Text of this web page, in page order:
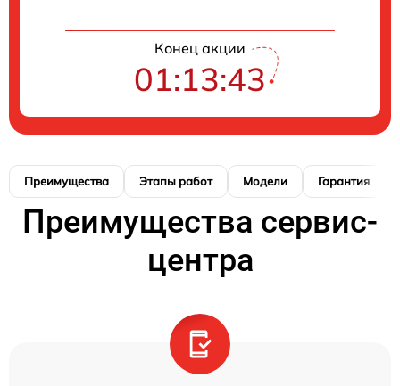
Конец акции
01:13:42
Преимущества Этапы работ Модели Гарантия
Преимущества сервис-
центра